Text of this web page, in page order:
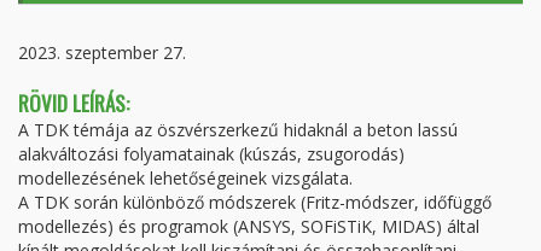
2023. szeptember 27.
RÖVID LEÍRÁS:
A TDK témája az öszvérszerkezű hidaknál a beton lassú
alakváltozási folyamatainak (kúszás, zsugorodás)
modellezésének lehetőségeinek vizsgálata.
A TDK során különböző módszerek (Fritz-módszer, időfüggő
modellezés) és programok (ANSYS, SOFiSTiK, MIDAS) által